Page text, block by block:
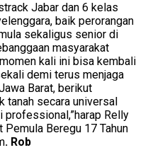
Jabar dan 6 kelas
baik perorangan
sekaligus senior di
masyarakat
kali ini bisa kembali
demi terus menjaga
Barat, berikut
tanah secara universal
professional,”harap Relly
Pemula Beregu 17 Tahun
. Rob